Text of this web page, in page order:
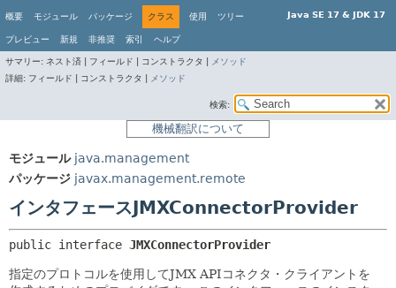
Java SE 17 & JDK 17
概要 モジュール パッケージ クラス 使用 ツリー
プレビュー 新規 非推奨 索引 ヘルプ
サマリー: ネスト済 | フィールド | コンストラクタ |
メソッド
詳細: フィールド | コンストラクタ | メソッド
検索:
機械翻訳について
モジュール java.management
パッケージ javax.management.remote
インタフェースJMXConnectorProvider
public interface JMXConnectorProvider
指定のプロトコルを使用してJMX APIコネクタ・クライアントを